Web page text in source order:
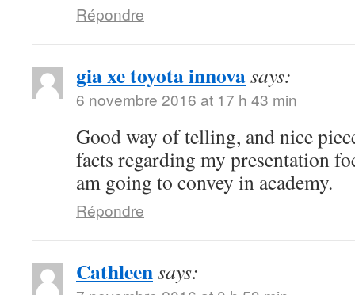
Répondre
gia xe toyota innovasays:
6 novembre 2016 at 17 h 43 min
Good way of telling, and nice
facts regarding my presentation
am going to convey in academy.
Répondre
Cathleensays: